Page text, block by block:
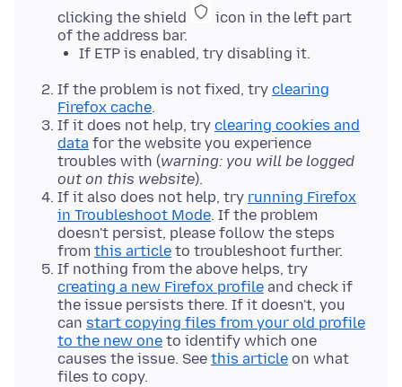
clicking the shield
icon in the left part
of the address bar.
If ETP is enabled, try disabling it.
If the problem is not fixed, try clearing
Firefox cache.
If it does not help, try clearing cookies and
data for the website you experience
troubles with (warning: you will be logged
out on this website).
If it also does not help, try running Firefox
in Troubleshoot Mode. If the problem
doesn't persist, please follow the steps
from this article to troubleshoot further.
If nothing from the above helps, try
creating a new Firefox profile and check if
the issue persists there. If it doesn't, you
can start copying files from your old profile
to the new one to identify which one
causes the issue. See this article on what
files to copy.